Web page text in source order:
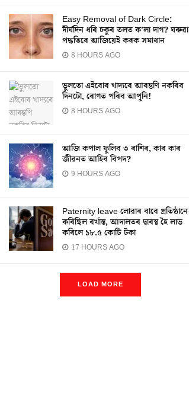
Easy Removal of Dark Circle:
দীৰ্ঘদিন ধৰি চকুৰ তলত ক’লা দাগ? ঘৰুৱা
পদ্ধতিৰে আজিয়েই কৰক সমাধান
8 HOURS AGO
ভুলতো এইবোৰ খাদ্যৰে আৰম্ভণি নকৰিব
দিনটো, ৰোগত পৰিব আপুনি!
8 HOURS AGO
আজি কপাল ফুলিব ৩ ৰাশিৰ, কাৰ কাৰ
জীৱনত আহিব বিপদ?
9 HOURS AGO
Paternity leave লোৱাৰ বাবে প্ৰতিষ্ঠানে
কৰিছিল বৰ্খাস্ত, আদালতৰ দ্বাৰস্থ হৈ লাভ
কৰিলে ১৮.৫ কোটি টকা
17 HOURS AGO
LOAD MORE